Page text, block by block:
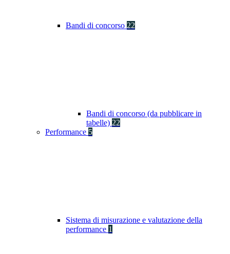
Bandi di concorso 22
Bandi di concorso (da pubblicare in
tabelle) 22
Performance 5
Sistema di misurazione e valutazione della
performance 1